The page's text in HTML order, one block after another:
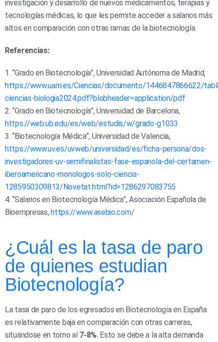
investigación y desarrollo de nuevos medicamentos, terapias y
tecnologías médicas, lo que les permite acceder a salarios más
altos en comparación con otras ramas de la biotecnología.
Referencias:
1. “Grado en Biotecnología”, Universidad Autónoma de Madrid,
https://www.uam.es/Ciencias/documento/1446847866622/
ciencias-biologia2024.pdf?blobheader=application/pdf
2. “Grado en Biotecnología”, Universidad de Barcelona,
https://web.ub.edu/es/web/estudis/w/grado-g1033
3. “Biotecnología Médica”, Universidad de Valencia,
https://www.uv.es/uvweb/universidad/es/ficha-persona/dos-
investigadores-uv-semifinalistas-fase-espanola-del-certamen-
iberoamericano-monologos-solo-ciencia-
1285950309813/Novetat.html?id=1286297083755
4. “Salarios en Biotecnología Médica”, Asociación Española de
Bioempresas,https://www.asebio.com/
¿Cuál es la tasa de paro
de quienes estudian
Biotecnología?
La tasa de paro de los egresados en Biotecnología en España
es relativamente baja en comparación con otras carreras,
situándose en torno al 7-8%. Esto se debe a la alta demanda